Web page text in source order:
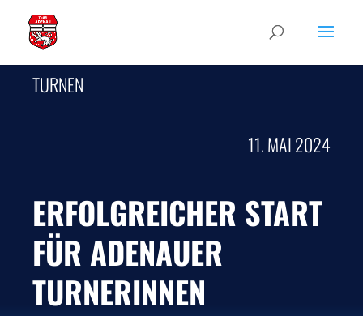
TURNEN
11. MAI 2024
ERFOLGREICHER START
FÜR ADENAUER
TURNERINNEN